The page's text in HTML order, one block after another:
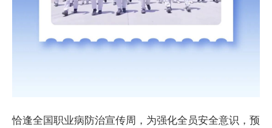
恰逢全国职业病防治宣传周，为强化全员安全意识，预